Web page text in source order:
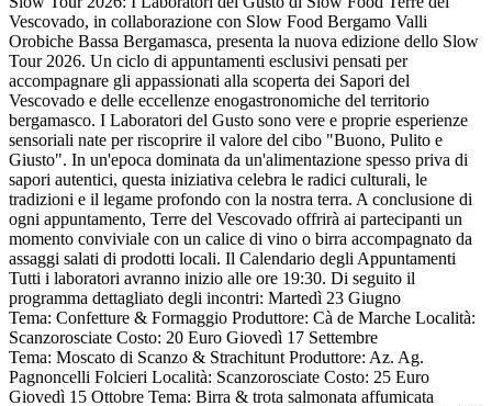
Vescovado, in collaborazione con Slow Food Bergamo Valli
Orobiche Bassa Bergamasca, presenta la nuova edizione dello Slow
Tour 2026. Un ciclo di appuntamenti esclusivi pensati per
accompagnare gli appassionati alla scoperta dei Sapori del
Vescovado e delle eccellenze enogastronomiche del territorio
bergamasco. I Laboratori del Gusto sono vere e proprie esperienze
sensoriali nate per riscoprire il valore del cibo "Buono, Pulito e
Giusto". In un'epoca dominata da un'alimentazione spesso priva di
sapori autentici, questa iniziativa celebra le radici culturali, le
tradizioni e il legame profondo con la nostra terra. A conclusione di
ogni appuntamento, Terre del Vescovado offrirà ai partecipanti un
momento conviviale con un calice di vino o birra accompagnato da
assaggi salati di prodotti locali. Il Calendario degli Appuntamenti
Tutti i laboratori avranno inizio alle ore 19:30. Di seguito il
programma dettagliato degli incontri: Martedì 23 Giugno
Tema: Confetture & Formaggio Produttore: Cà de Marche Località:
Scanzorosciate Costo: 20 Euro Giovedì 17 Settembre
Tema: Moscato di Scanzo & Strachitunt Produttore: Az. Ag.
Pagnoncelli Folcieri Località: Scanzorosciate Costo: 25 Euro
Giovedì 15 Ottobre Tema: Birra & trota salmonata affumicata